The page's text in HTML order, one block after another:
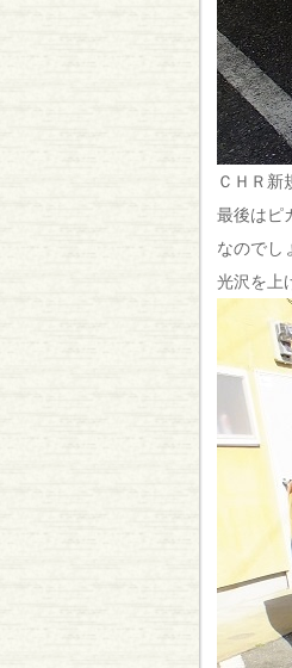
ＣＨＲ新
最後はピ
なのでし
光沢を上